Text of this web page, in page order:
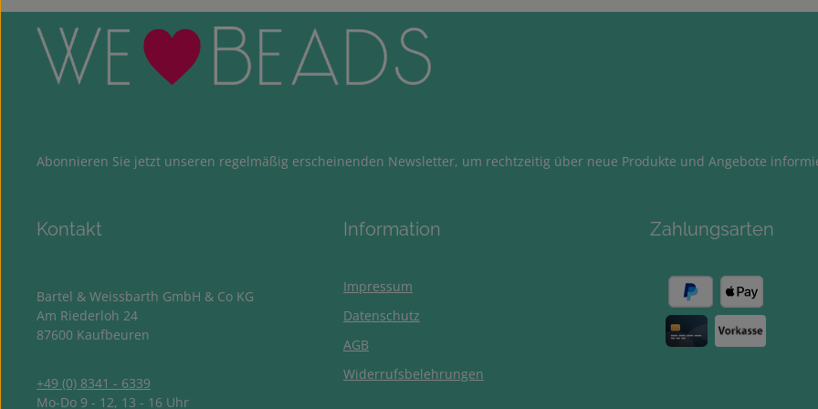
Abonnieren Sie jetzt unseren regelmäßig erscheinenden Newsletter, um rechtzeitig über neue Produkte und Angebote
Kontakt
Bartel & Weissbarth GmbH & Co KG
Am Riederloh 24
87600 Kaufbeuren
+49 (0) 8341 - 6339
Mo-Do 9 - 12, 13 - 16 Uhr
Information
Impressum
Datenschutz
AGB
Widerrufsbelehrungen
Zahlungsarten